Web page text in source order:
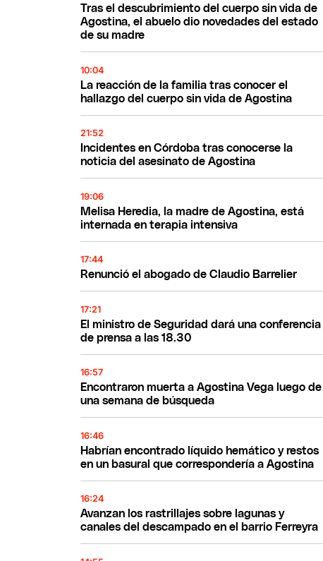
Tras el descubrimiento del cuerpo sin vida de
Agostina, el abuelo dio novedades del estado
de su madre
10:04
La reacción de la familia tras conocer el
hallazgo del cuerpo sin vida de Agostina
21:52
Incidentes en Córdoba tras conocerse la
noticia del asesinato de Agostina
19:06
Melisa Heredia, la madre de Agostina, está
internada en terapia intensiva
17:44
Renunció el abogado de Claudio Barrelier
17:21
El ministro de Seguridad dará una conferencia
de prensa a las 18.30
16:57
Encontraron muerta a Agostina Vega luego de
una semana de búsqueda
16:46
Habrían encontrado líquido hemático y restos
en un basural que correspondería a Agostina
16:24
Avanzan los rastrillajes sobre lagunas y
canales del descampado en el barrio Ferreyra